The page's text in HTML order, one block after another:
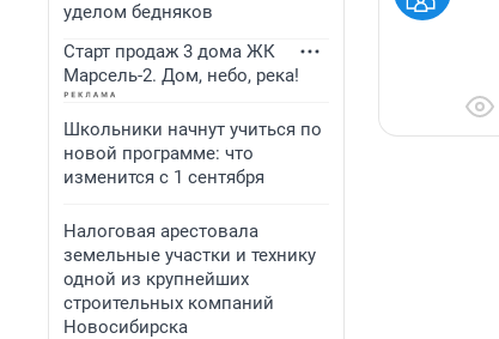
уделом бедняков
Старт продаж 3 дома ЖК
Марсель-2. Дом, небо, река!
Школьники начнут учиться по
новой программе: что
изменится с 1 сентября
Налоговая арестовала
земельные участки и технику
одной из крупнейших
строительных компаний
Новосибирска